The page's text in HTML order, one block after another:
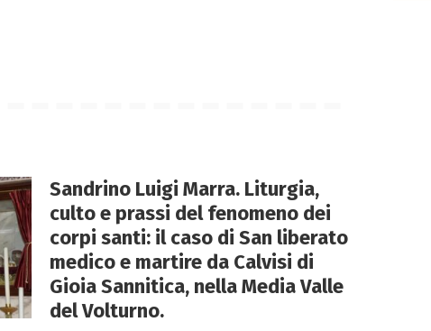
Sandrino Luigi Marra. Liturgia,
culto e prassi del fenomeno dei
corpi santi: il caso di San liberato
medico e martire da Calvisi di
Gioia Sannitica, nella Media Valle
del Volturno.